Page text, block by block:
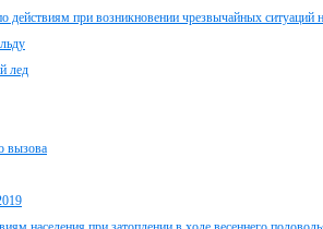
действиям при возникновении чрезвычайных ситуаций
лед
вызова